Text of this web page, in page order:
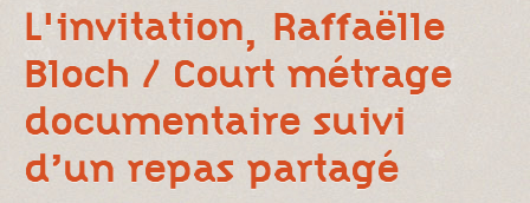
L'invitation, Raffaëlle
Bloch / Court métrage
documentaire suivi
d’un repas partagé